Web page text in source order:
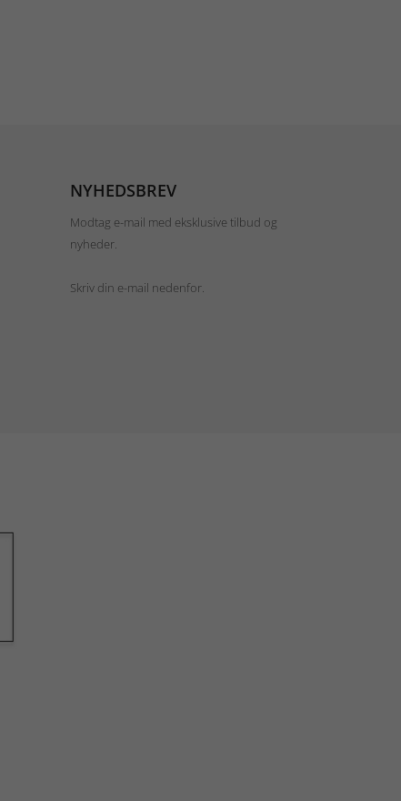
NYHEDSBREV
Modtag e-mail med eksklusive tilbud og
nyheder.
Skriv din e-mail nedenfor.